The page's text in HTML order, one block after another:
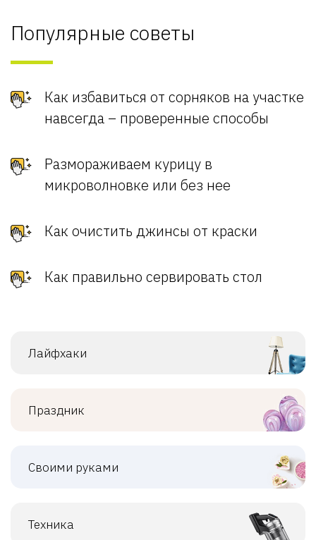
Популярные советы
Как избавиться от сорняков на участке
навсегда – проверенные способы
Размораживаем курицу в
микроволновке или без нее
Как очистить джинсы от краски
Как правильно сервировать стол
Лайфхаки
Праздник
Своими руками
Техника